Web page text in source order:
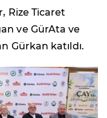
Rize Ticaret
ve GürAta ve
Gürkan katıldı.